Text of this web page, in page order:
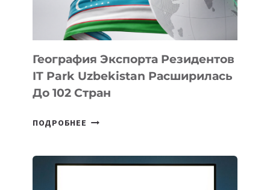
ИНТЕЛЛЕКТУ
География Экспорта Резидентов
IT Park Uzbekistan Расширилась
До 102 Стран
ПОДРОБНЕЕ ГЕОГРАФИЯ
IT